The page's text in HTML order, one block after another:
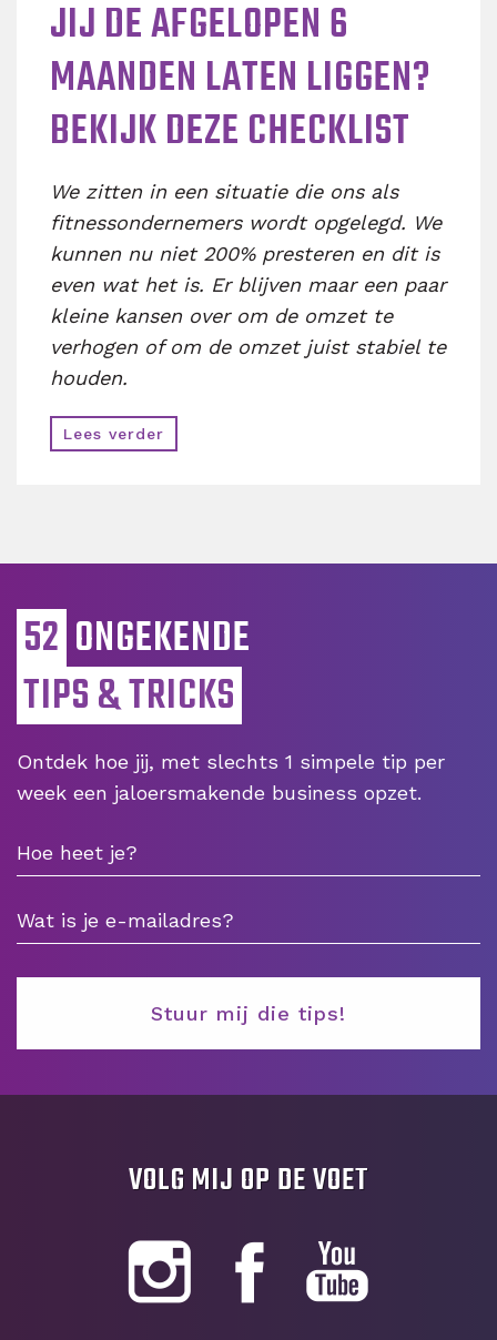
JIJ DE AFGELOPEN 6
MAANDEN LATEN LIGGEN?
BEKIJK DEZE CHECKLIST
We zitten in een situatie die ons als
fitnessondernemers wordt opgelegd. We
kunnen nu niet 200% presteren en dit is
even wat het is. Er blijven maar een paar
kleine kansen over om de omzet te
verhogen of om de omzet juist stabiel te
houden.
Lees verder
52 ONGEKENDE
TIPS & TRICKS
Ontdek hoe jij, met slechts 1 simpele tip per
week een jaloersmakende business opzet.
VOLG MIJ OP DE VOET